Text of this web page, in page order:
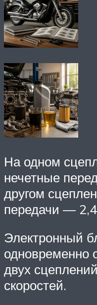
На одном
нечетные
другом
передачи —
Электронный
одновременно
двух
скоростей.